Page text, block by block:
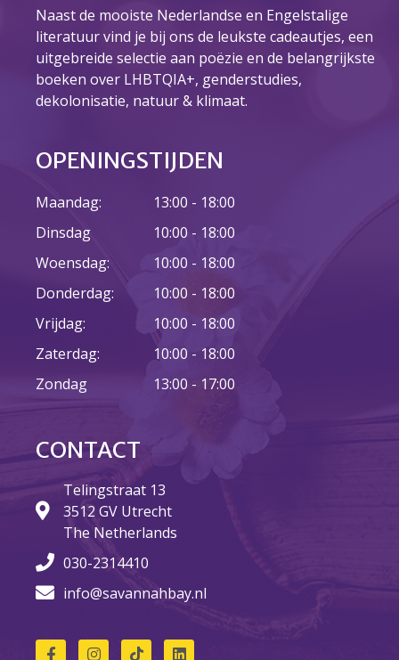
Naast de mooiste Nederlandse en Engelstalige
literatuur vind je bij ons de leukste cadeautjes, een
uitgebreide selectie aan poëzie en de belangrijkste
boeken over LHBTQIA+, genderstudies,
dekolonisatie, natuur & klimaat.
OPENINGSTIJDEN
Maandag:
Dinsdag
Woensdag:
Donderdag:
Vrijdag:
Zaterdag:
Zondag
13:00 - 18:00
10:00 - 18:00
10:00 - 18:00
10:00 - 18:00
10:00 - 18:00
10:00 - 18:00
13:00 - 17:00
CONTACT
Telingstraat 13
3512 GV Utrecht
The Netherlands
030-2314410
info@savannahbay.nl